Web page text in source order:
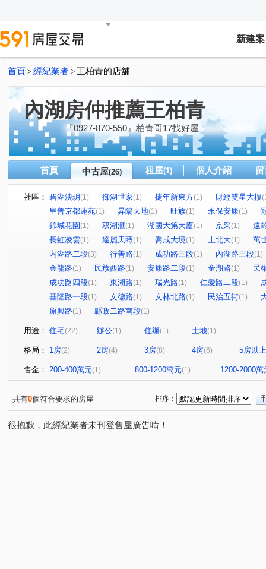
新建案
首頁 > 經紀業者 > 王柏青的店舖
內湖房仲推薦王柏青
『0927-870-550』柏青哥17找好屋
首頁 中古屋(26) 租屋(1) 個人介紹
社區： 碧湖泱玥(1) 御湖世家(1) 捷年新東方(1) 財經雙星大樓
皇普京都蓮苑(1) 昇陽大地(1) 旺族(1) 永保安康(1)
錦城花園(1) 双湖滙(1) 湖國大第大廈(1) 京采(1)
遠
長虹凌雲(1) 達麗天蒔(1) 喬成大境(1) 上北大(1)
萬
內湖路二段(3) 行善路(1) 成功路三段(1) 內湖路三段(1)
金龍路(1) 民族西路(1) 安康路二段(1) 金湖路(1)
民
成功路四段(1) 東湖路(1) 瑞光路(1) 仁愛路二段(1)
基隆路一段(1) 文德路(1) 文林北路(1) 民治五街(1)
原興路(1) 縣政二路南段(1)
用途： 住宅(22) 辦公(1) 住辦(1) 土地(1)
格局： 1房(2) 2房(4) 3房(8) 4房(6) 5房以上
售金： 200-400萬元(1) 800-1200萬元(1) 1200-2000萬
共有0個符合要求的房屋 排序：
很抱歉，此經紀業者未刊登售屋廣告唷！